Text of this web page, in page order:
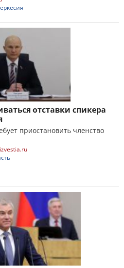
отставки спикера
приостановить членство